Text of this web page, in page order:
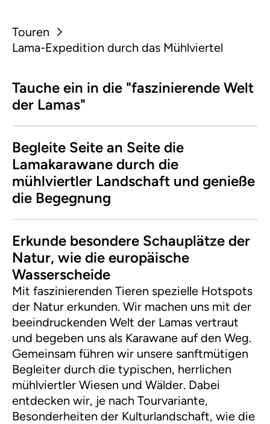
Touren
Lama-Expedition durch das Mühlviertel
Tauche ein in die "faszinierende Welt
der Lamas"
Begleite Seite an Seite die
Lamakarawane durch die
mühlviertler Landschaft und genieße
die Begegnung
Erkunde besondere Schauplätze der
Natur, wie die europäische
Wasserscheide
Mit faszinierenden Tieren spezielle Hotspots
der Natur erkunden. Wir machen uns mit der
beeindruckenden Welt der Lamas vertraut
und begeben uns als Karawane auf den Weg.
Gemeinsam führen wir unsere sanftmütigen
Begleiter durch die typischen, herrlichen
mühlviertler Wiesen und Wälder. Dabei
entdecken wir, je nach Tourvariante,
Besonderheiten der Kulturlandschaft, wie die